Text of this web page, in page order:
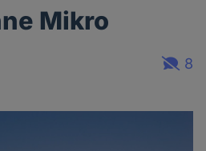
Mikro
8